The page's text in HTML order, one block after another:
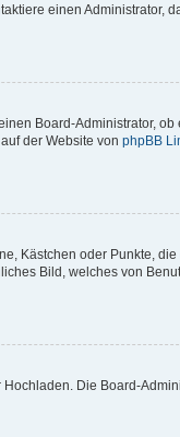
einen Administrator,
Board-Administrator, ob
der Website von phpBB
Kästchen oder Punkte,
Bild, welches von
Die Board-